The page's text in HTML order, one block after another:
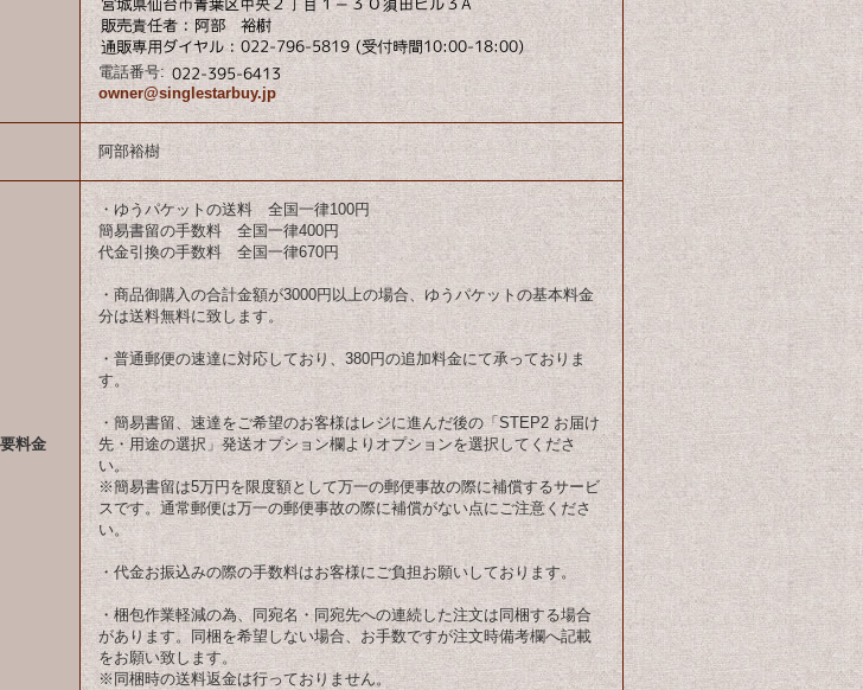
電話番号:
owner@singlestarbuy.jp
阿部裕樹
料金
・ゆうパケットの送料 全国一律100円
簡易書留の手数料 全国一律400円
代金引換の手数料 全国一律670円
・商品御購入の合計金額が3000円以上の場合、ゆうパケットの基本料金
分は送料無料に致します。
・普通郵便の速達に対応しており、380円の追加料金にて承っておりま
す。
・簡易書留、速達をご希望のお客様はレジに進んだ後の「STEP2 お届け
先・用途の選択」発送オプション欄よりオプションを選択してくださ
い。
※簡易書留は5万円を限度額として万一の郵便事故の際に補償するサービ
スです。通常郵便は万一の郵便事故の際に補償がない点にご注意くださ
い。
・代金お振込みの際の手数料はお客様にご負担お願いしております。
・梱包作業軽減の為、同宛名・同宛先への連続した注文は同梱する場合
があります。同梱を希望しない場合、お手数ですが注文時備考欄へ記載
をお願い致します。
※同梱時の送料返金は行っておりません。